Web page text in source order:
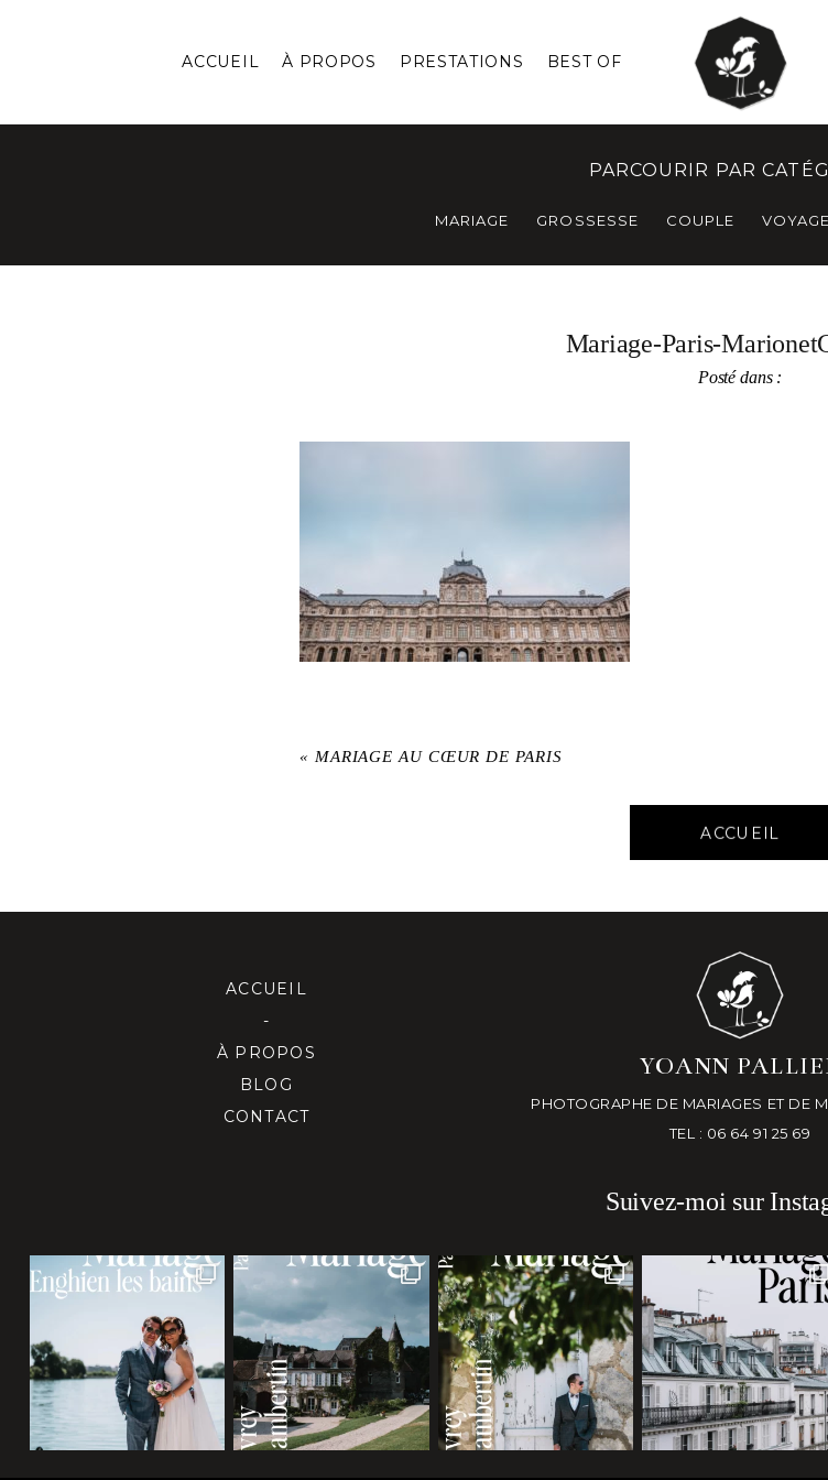
ACCUEIL À PROPOS PRESTATIONS BEST OF
PARCOURIR PAR
MARIAGE GROSSESSE COUPLE VOYAGE
Mariage-Paris-
Posté dans :
« MARIAGE AU CŒUR DE PARIS
ACCUEIL
ACCUEIL
-
À PROPOS
BLOG
CONTACT
YOANN
PHOTOGRAPHE DE MARIAGES ET DE
TEL : 06 64 91 25 69
Suivez-moi sur